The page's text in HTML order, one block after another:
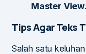
Master View.
Tips Agar Teks
Salah satu